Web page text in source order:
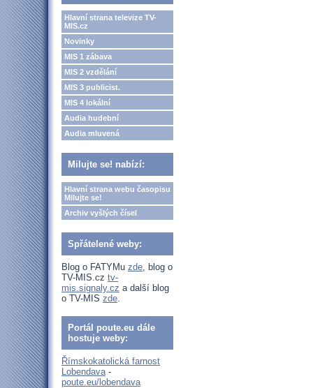
Hlavní strana televize TV-
MIS.cz
Novinky
MIS 1 zábava
MIS 2 vzdělání
MIS 3 publicist.
MIS 4 lokální
Audia hudební
Audia mluvená
Milujte se! nabízí:
Hlavní strana webu časopisu
Milujte se!
Archiv vyšlých čísel
Spřátelené weby:
Blog o FATYMu zde, blog o
TV-MIS.cz tv-
mis.signaly.cz a další blog
o TV-MIS zde.
Portál poute.eu dále
hostuje weby:
Římskokatolická farnost
Lobendava-
poute.eu/lobendava